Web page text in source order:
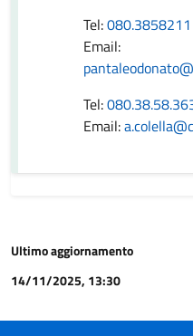
Tel:080.3858211
Email:
Tel:
Email:
Ultimo aggiornamento
14/11/2025, 13:30